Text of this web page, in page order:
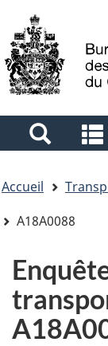
Sélection
de
la
langue
Search
and
menus
êtes
ici
Accueil
A18A0088